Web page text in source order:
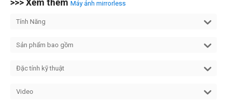
>>> Xem thêm Máy ảnh mirrorless
Tính Năng
Sản phẩm bao gồm
Đặc tính kỹ thuật
Video